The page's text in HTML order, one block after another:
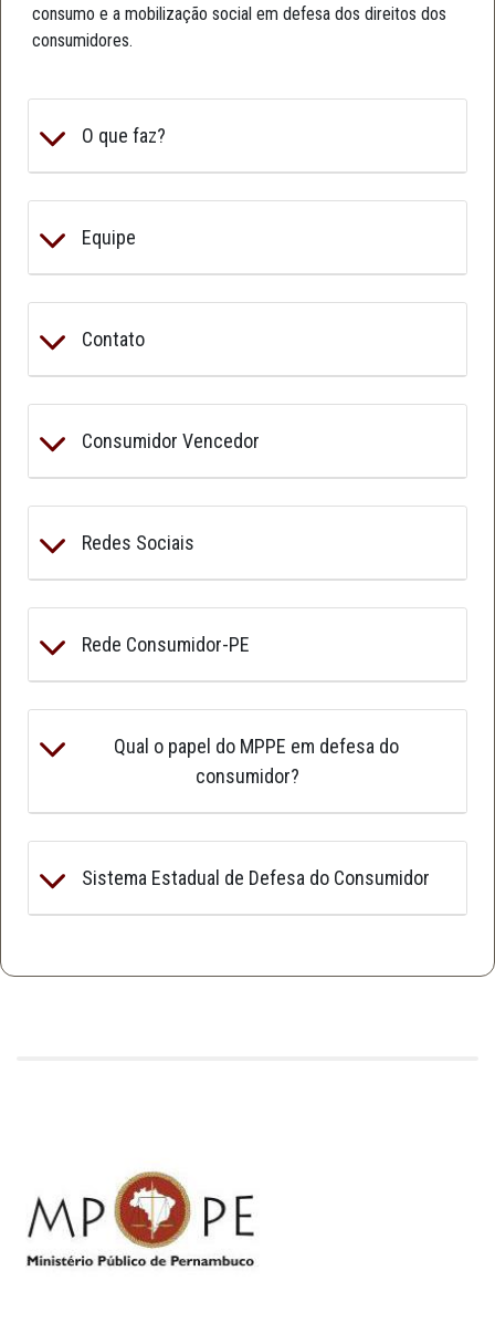
consumo e a mobilização social em defesa dos direitos dos
consumidores.
O que faz?
Equipe
Contato
Consumidor Vencedor
Redes Sociais
Rede Consumidor-PE
Qual o papel do MPPE em defesa do
consumidor?
Sistema Estadual de Defesa do Consumidor